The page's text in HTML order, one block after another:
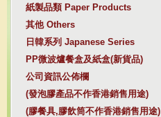
紙製品類 Paper Products
其他 Others
日韓系列 Japanese Series
PP微波爐餐盒及紙盒(新貨品)
公司資訊公佈欄
(發泡膠產品不作香港銷售用途)
(膠餐具,膠飲筒不作香港銷售用途)